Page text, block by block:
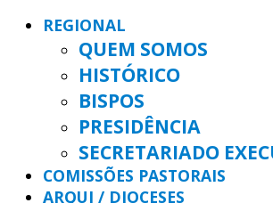
REGIONAL
QUEM SOMOS
HISTÓRICO
BISPOS
PRESIDÊNCIA
SECRETARIADO
COMISSÕES PASTORAIS
ARQUI / DIOCESES